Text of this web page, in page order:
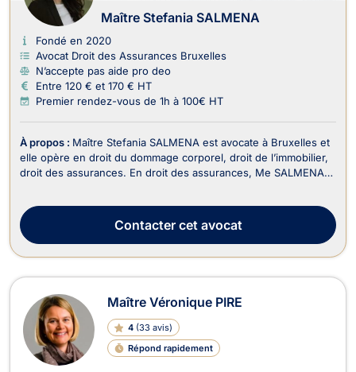
Maître Stefania SALMENA
Fondé en 2020
Avocat Droit des Assurances Bruxelles
N’accepte pas aide pro deo
Entre 120 € et 170 € HT
Premier rendez-vous de 1h à 100€ HT
À propos : Maître Stefania SALMENA est avocate à Bruxelles et
elle opère en droit du dommage corporel, droit de l’immobilier,
droit des assurances. En droit des assurances, Me SALMENA
de la circulation. Me SALMENA Stefan...
Contactercet avocat
Maître Véronique PIRE
4 (33 avis)
Répond rapidement